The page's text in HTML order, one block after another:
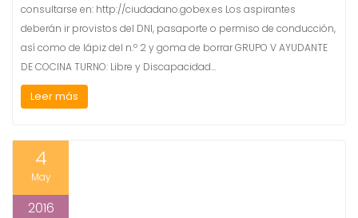
consultarse en: http://ciudadano.gobex.es Los aspirantes
deberán ir provistos del DNI, pasaporte o permiso de conducción,
así como de lápiz del n.º 2 y goma de borrar GRUPO V AYUDANTE
DE COCINA TURNO: Libre y Discapacidad…
Leer más
4
May
2016